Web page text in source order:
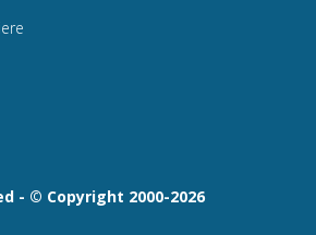
- © Copyright 2000-2026